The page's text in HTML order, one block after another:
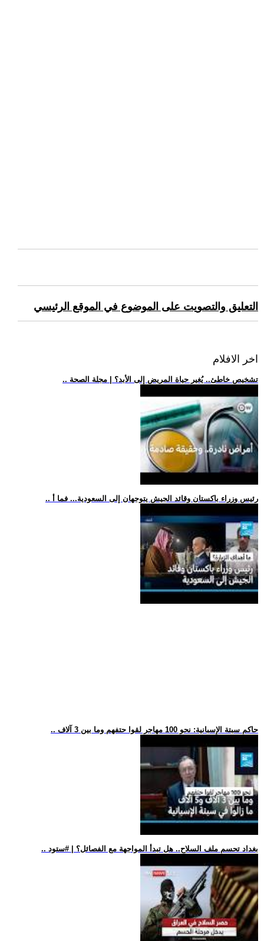
التعليق والتصويت على الموضوع في الموقع الرئيسي
اخر الافلام
.. تشخيص خاطئ.. يُغير حياة المريض إلى الأبد؟ | مجلة الصحة
.. رئيس وزراء باكستان وقائد الجيش يتوجهان إلى السعودية... فما أ
.. حاكم سبتة الإسبانية: نحو 100 مهاجر لقوا حتفهم وما بين 3 آلاف
.. بغداد تحسم ملف السلاح.. هل تبدأ المواجهة مع الفصائل؟ | #ستود